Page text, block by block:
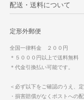
配送・送料について
定形外郵便
全国一律料金 ２００円
＊５０００円以上で送料無料
＊代金引換払い可能です。
＜必ず以下をご確認のうえ、
・損害賠償がなくポストへの